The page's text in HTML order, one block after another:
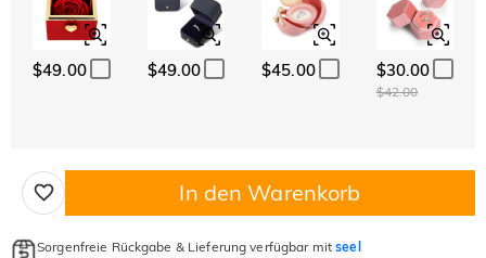
$49.00 $49.00 $45.00 $30.00
$42.00
In den Warenkorb
Sorgenfreie Rückgabe & Lieferung verfügbar mitseel